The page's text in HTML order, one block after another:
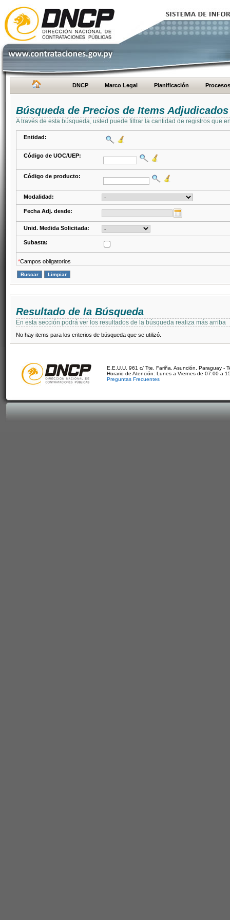
DNCP Marco Legal Planificación Procesos
Búsqueda de Precios de Items Adjudicados
A través de esta búsqueda, usted puede filtrar la cantidad de registros que
Entidad:
Código de UOC/UEP:
Código de producto:
Modalidad:
Fecha Adj. desde:
Unid. Medida Solicitada:
Subasta:
*Campos obligatorios
Resultado de la Búsqueda
En esta sección podrá ver los resultados de la búsqueda realiza más arriba
No hay items para los criterios de búsqueda que se utilizó.
E.E.U.U. 961 c/ Tte. Fariña. Asunción, Paraguay -
Horario de Atención: Lunes a Viernes de 07:00 a
Preguntas Frecuentes